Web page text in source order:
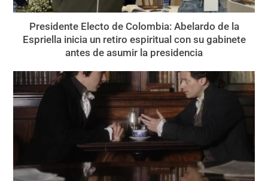
Presidente Electo de Colombia: Abelardo de la
Espriella inicia un retiro espiritual con su gabinete
antes de asumir la presidencia